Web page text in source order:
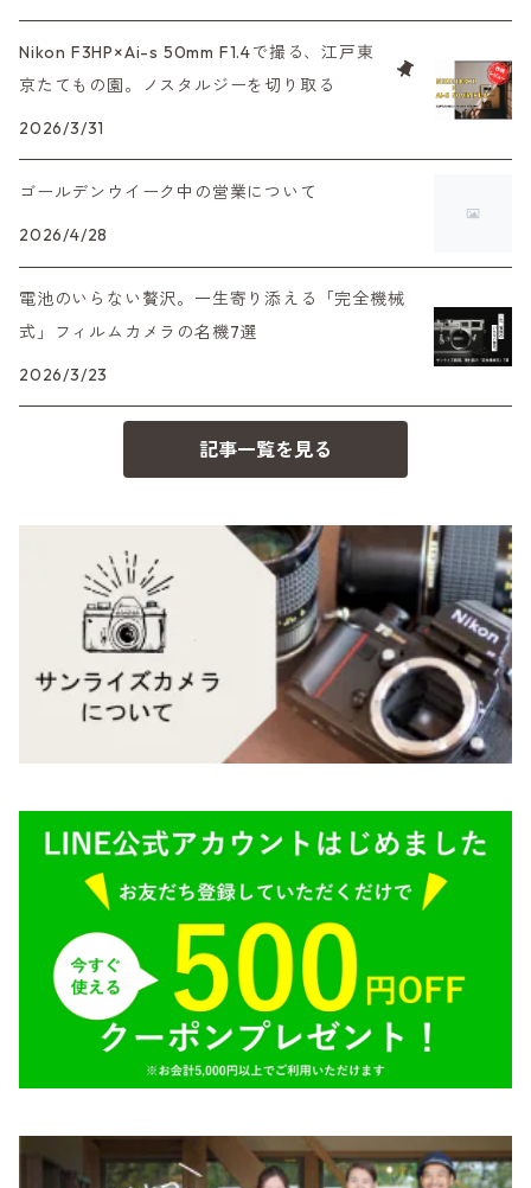
XAシリーズ
Konica（コニカ）
C35シリーズ
Leica（ライカ）
バルナック
Mシリーズ
minilux
HASSELBLAD（ハッセルブラッド）
500台シリーズ
Rollei（ローライ）
35シリーズ
RICOH（リコー）
コンパクト
Voigtlander（フォクトレンダー）
Carl Zeiss（カールツァイス）
Mamiya（マミヤ）
Plaubel（プラウベル）
SONY（ソニー）
SIGMA（シグマ）
Tokina（トキナー）
TAMRON（タムロン）
その他
大判カメラ
デジタルカメラ
フィルムカメラその他
S（ニコン）
FD（キヤノン）
EF（キヤノン）
OM（オリンパス）
A（ミノルタ（ソニー））
MD（ミノルタ）
CY（ヤシカコンタックス）
M（ライカ）
R（ライカ）
AR（コニカ）
O（その他）
滅多にお目にかかれない激レア商品！
プレゼント、贈答用にも！
Nikon F3HP×Ai-s 50mm F1.4で撮る、江戸東
京たてもの園。ノスタルジーを切り取る
2026/3/31
ゴールデンウイーク中の営業について
2026/4/28
電池のいらない贅沢。一生寄り添える「完全機械
式」フィルムカメラの名機7選
2026/3/23
記事一覧を見る